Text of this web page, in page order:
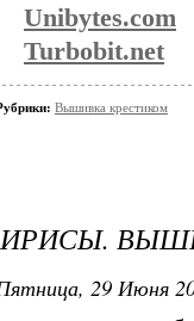
Unibytes.com
Turbobit.net
Вышивка крестиком
ИРИСЫ.
29 Июня